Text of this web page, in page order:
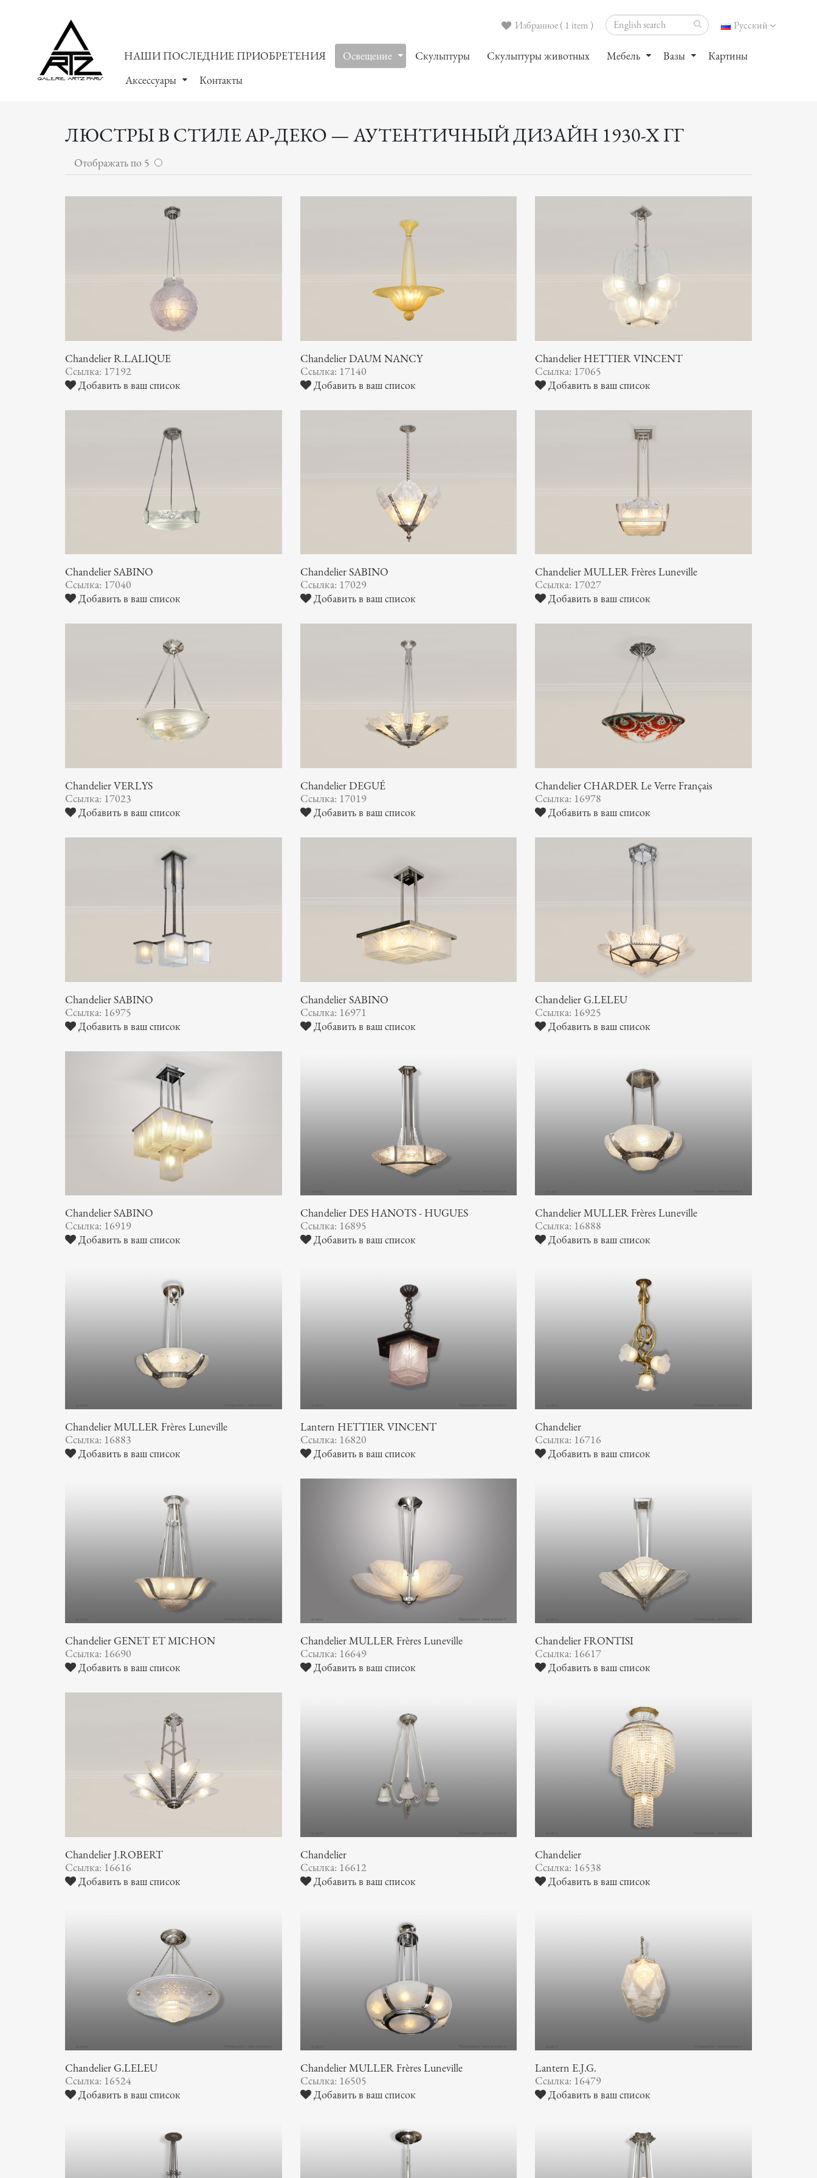
Русский
Избранное ( 1 item )
НАШИ ПОСЛЕДНИЕ ПРИОБРЕТЕНИЯ Oсвещение Скульптуры Скульптуры животных Мебель Вазы
Картины
Аксессуары
Контакты
ЛЮСТРЫ В СТИЛЕ АР-ДЕКО — АУТЕНТИЧНЫЙ ДИЗАЙН 1930-Х ГГ
Отображать по 5
Chandelier R.LALIQUE
Ссылка: 17192
Добавить в ваш список
Chandelier DAUM NANCY
Ссылка: 17140
Добавить в ваш список
Chandelier HETTIER VINCENT
Ссылка: 17065
Добавить в ваш список
Chandelier SABINO
Ссылка: 17040
Добавить в ваш список
Chandelier SABINO
Ссылка: 17029
Добавить в ваш список
Chandelier MULLER Frères Luneville
Ссылка: 17027
Добавить в ваш список
Chandelier VERLYS
Ссылка: 17023
Добавить в ваш список
Chandelier DEGUÉ
Ссылка: 17019
Добавить в ваш список
Chandelier CHARDER Le Verre Français
Ссылка: 16978
Добавить в ваш список
Chandelier SABINO
Ссылка: 16975
Добавить в ваш список
Chandelier SABINO
Ссылка: 16971
Добавить в ваш список
Chandelier G.LELEU
Ссылка: 16925
Добавить в ваш список
Chandelier SABINO
Ссылка: 16919
Добавить в ваш список
Chandelier DES HANOTS - HUGUES
Ссылка: 16895
Добавить в ваш список
Chandelier MULLER Frères Luneville
Ссылка: 16888
Добавить в ваш список
Chandelier MULLER Frères Luneville
Ссылка: 16883
Добавить в ваш список
Lantern HETTIER VINCENT
Ссылка: 16820
Добавить в ваш список
Chandelier
Ссылка: 16716
Добавить в ваш список
Chandelier GENET ET MICHON
Ссылка: 16690
Добавить в ваш список
Chandelier MULLER Frères Luneville
Ссылка: 16649
Добавить в ваш список
Chandelier FRONTISI
Ссылка: 16617
Добавить в ваш список
Chandelier J.ROBERT
Ссылка: 16616
Добавить в ваш список
Chandelier
Ссылка: 16612
Добавить в ваш список
Chandelier
Ссылка: 16538
Добавить в ваш список
Chandelier G.LELEU
Ссылка: 16524
Добавить в ваш список
Chandelier MULLER Frères Luneville
Ссылка: 16505
Добавить в ваш список
Lantern E.J.G.
Ссылка: 16479
Добавить в ваш список